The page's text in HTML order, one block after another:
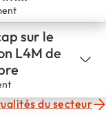
sur le
L4M de
du secteur